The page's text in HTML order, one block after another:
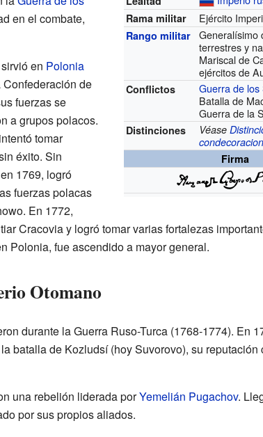
Rama militar Ejército
Rango militar
Generalísimo
terrestres y
Mariscal de
ejércitos de
Conflictos
Guerra de
Batalla de
Guerra de la
Distinciones Véase
Firma
en el combate,
en Polonia
Confederación de
fuerzas se
a grupos polacos.
tomar
éxito. Sin
1769, logró
fuerzas polacas
En 1772,
Cracovia y logró tomar varias fortalezas
Polonia, fue ascendido a mayor general.
Otomano
durante la Guerra Ruso-Turca (1768-1774). En
batalla de Kozludsí (hoy Suvorovo), su reputación
una rebelión liderada porYemelián Pugachov.
por sus propios aliados.